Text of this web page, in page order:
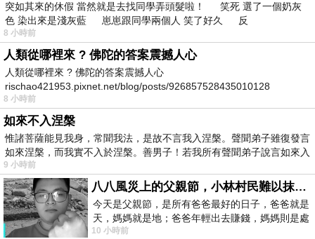
突如其來的休假 當然就是去找同學弄頭髮啦！ 笑死 選了一個奶灰
色 染出來是淺灰藍 崽崽跟同學兩個人 笑了好久 反
8 小時前
人類從哪裡來 ? 佛陀的答案震撼人心
人類從哪裡來 ? 佛陀的答案震撼人心
rischao421953.pixnet.net/blog/posts/926857528435010128
8 小時前
如來不入涅槃
惟諸菩薩能見我身，常聞我法，是故不言我入涅槃。聲聞弟子雖復發言
如來涅槃，而我實不入於涅槃。善男子！若我所有聲聞弟子說言如來入
9 小時前
八八風災上的父親節，小林村民難以抹滅的痛
今天是父親節，是所有爸爸最好的日子，爸爸就是
天，媽媽就是地；爸爸年輕出去賺錢，媽媽則是處
理家務，職業不分高低貴賤，只有人品才
10 小時前